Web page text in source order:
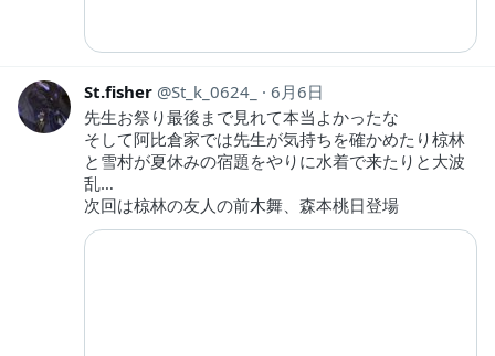
St.fisher St_k_0624_
6月6日
先生お祭り最後まで見れて本当よかったな
そして阿比倉家では先生が気持ちを確かめたり椋林
と雪村が夏休みの宿題をやりに水着で来たりと大波
乱…
次回は椋林の友人の前木舞、森本桃日登場